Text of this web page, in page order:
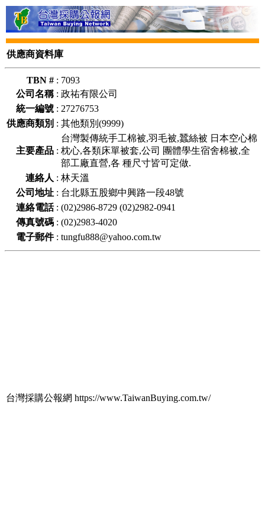
供應商資料庫
TBN # : 7093
公司名稱: 政祐有限公司
統一編號 : 27276753
供應商類別 : 其他類別(9999)
主要產品 :
台灣製傳統手工棉被,羽毛被,蠶絲被 日本空心棉
枕心,各類床單被套,公司 團體學生宿舍棉被,全
部工廠直營,各 種尺寸皆可定做.
連絡人 : 林天溫
公司地址 : 台北縣五股鄉中興路一段48號
連絡電話: (02)2986-8729 (02)2982-0941
傳真號碼 : (02)2983-4020
電子郵件: tungfu888@yahoo.com.tw
台灣採購公報網 https://www.TaiwanBuying.com.tw/